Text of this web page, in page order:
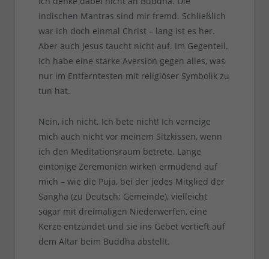
indischen Mantras sind mir fremd. Schließlich
war ich doch einmal Christ – lang ist es her.
Aber auch Jesus taucht nicht auf. Im Gegenteil.
Ich habe eine starke Aversion gegen alles, was
nur im Entferntesten mit religiöser Symbolik zu
tun hat.
Nein, ich nicht. Ich bete nicht! Ich verneige
mich auch nicht vor meinem Sitzkissen, wenn
ich den Meditationsraum betrete. Lange
eintönige Zeremonien wirken ermüdend auf
mich – wie die Puja, bei der jedes Mitglied der
Sangha (zu Deutsch: Gemeinde), vielleicht
sogar mit dreimaligen Niederwerfen, eine
Kerze entzündet und sie ins Gebet vertieft auf
dem Altar beim Buddha abstellt.